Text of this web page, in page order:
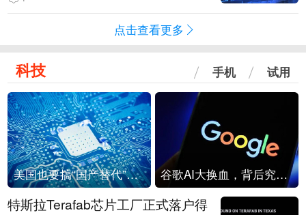
点击查看更多
科技 手机 试用
美国也要搞“国产替代”？先算清三笔账 谷歌AI大换血，背后究竟发生了什么？
特斯拉Terafab芯片工厂正式落户得